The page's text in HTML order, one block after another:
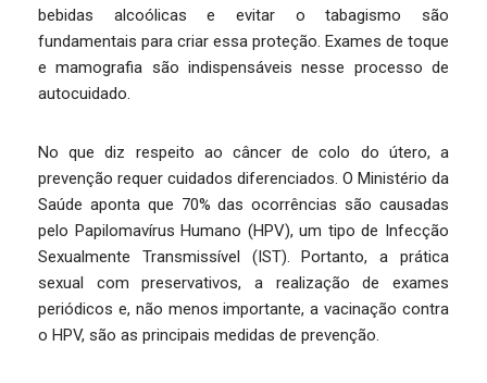
bebidas alcoólicas e evitar o tabagismo são
fundamentais para criar essa proteção. Exames de toque
e mamografia são indispensáveis nesse processo de
autocuidado.
No que diz respeito ao câncer de colo do útero, a
prevenção requer cuidados diferenciados. O Ministério da
Saúde aponta que 70% das ocorrências são causadas
pelo Papilomavírus Humano (HPV), um tipo de Infecção
Sexualmente Transmissível (IST). Portanto, a prática
sexual com preservativos, a realização de exames
periódicos e, não menos importante, a vacinação contra
o HPV, são as principais medidas de prevenção.